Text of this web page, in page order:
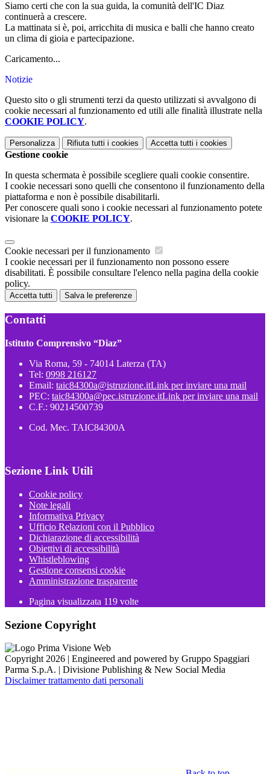
Siamo certi che con la sua guida, la comunità dell'IC Diaz
continuerà a crescere.
La mattinata si è, poi, arricchita di musica e balli che hanno creato
un clima di gioia e partecipazione.
Caricamento...
Notizie
Questo sito o gli strumenti terzi da questo utilizzati si avvalgono di
cookie necessari al funzionamento ed utili alle finalità illustrate nella
COOKIE POLICY.
Personalizza Rifiuta tutti i cookies Accetta tutti i cookies
Gestione cookie
In questa schermata è possibile scegliere quali cookie consentire.
I cookie necessari sono quelli che consentono il funzionamento della
piattaforma e non è possibile disabilitarli.
Per conoscere quali sono i cookie necessari al funzionamento potete
visionare la COOKIE POLICY.
Cookie necessari per il funzionamento
I cookie necessari per il funzionamento non possono essere
disabilitati. È possibile consultare l'elenco nella pagina della cookie
policy.
Accetta tutti Salva le preferenze
Contatti
Istituto Comprensivo “Diaz”
Via Roma, 59 - 74014 Laterza (TA)
Tel: 0998 216127
Email: taic84300a@istruzione.itLink per inviare una mail
PEC: taic84300a@pec.istruzione.itLink per inviare una mail
C.F.: 90214500739
Cod. Mec. TAIC84300A
Sezione Link Utili
Cookie policy
Note legali
Informativa Privacy
Ufficio Relazioni con il Pubblico
Dichiarazione di accessibilità
Obiettivi di accessibilità
Whistleblowing
Gestione consensi cookie
Amministrazione trasparente
Pagina visualizzata 119 volte
Sezione Copyright
Copyright 2026 | Engineered and powered by Gruppo Spaggiari
Parma S.p.A. | Divisione Publishing & New Social Media
Disclaimer trattamento dati personali